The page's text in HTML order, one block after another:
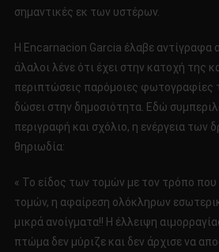
σημαντικές εκ των υστέρων.
Η Encarnacion Garcia έλαβε
άλαλοι λένε ότι έχει στην κατοχή της
περιπτώσεις παρόμοιες φωτογραφίες
δώσει στην δημοσιότητα. Εδώ
περιγραφή και σχόλιο, η ενέργεια των
θηριωδία:
« Το είδος των τομών με τον τρόπο που
τομών, η αφαίρεση ολόκληρων
μικρά ανοίγματα!! Η έλλειψη
πτώμα δεν μύριζε και δεν άρχισε να